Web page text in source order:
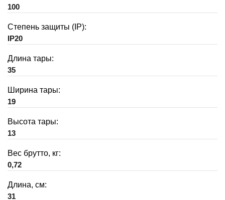
100
Степень защиты (IP):
IP20
Длина тары:
35
Ширина тары:
19
Высота тары:
13
Вес брутто, кг:
0,72
Длина, см:
31